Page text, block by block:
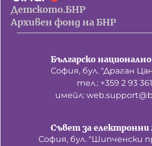
Детското.БНР
Архивен фонд на БНР
Българско
София, бул. "Драган
тел.: +359 2 93 361
имейл:
Съвет за електронни
София, бул. "Шипченски